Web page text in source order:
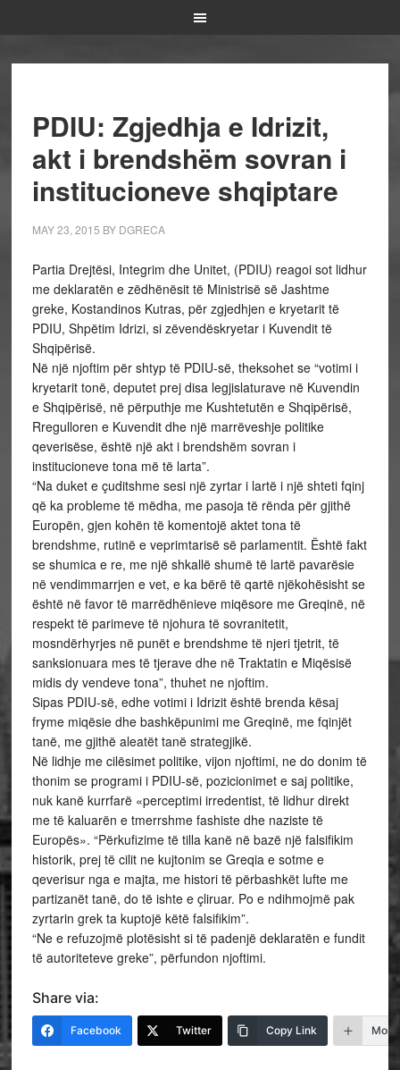
PDIU: Zgjedhja e Idrizit,
akt i brendshëm sovran i
institucioneve shqiptare
MAY 23, 2015 BY DGRECA
Partia Drejtësi, Integrim dhe Unitet, (PDIU) reagoi sot lidhur
me deklaratën e zëdhënësit të Ministrisë së Jashtme
greke, Kostandinos Kutras, për zgjedhjen e kryetarit të
PDIU, Shpëtim Idrizi, si zëvendëskryetar i Kuvendit të
Shqipërisë.
Në një njoftim për shtyp të PDIU-së, theksohet se “votimi i
kryetarit tonë, deputet prej disa legjislaturave në Kuvendin
e Shqipërisë, në përputhje me Kushtetutën e Shqipërisë,
Rregulloren e Kuvendit dhe një marrëveshje politike
qeverisëse, është një akt i brendshëm sovran i
institucioneve tona më të larta”.
“Na duket e çuditshme sesi një zyrtar i lartë i një shteti fqinj
që ka probleme të mëdha, me pasoja të rënda për gjithë
Europën, gjen kohën të komentojë aktet tona të
brendshme, rutinë e veprimtarisë së parlamentit. Është fakt
se shumica e re, me një shkallë shumë të lartë pavarësie
në vendimmarrjen e vet, e ka bërë të qartë njëkohësisht se
është në favor të marrëdhënieve miqësore me Greqinë, në
respekt të parimeve të njohura të sovranitetit,
mosndërhyrjes në punët e brendshme të njeri tjetrit, të
sanksionuara mes të tjerave dhe në Traktatin e Miqësisë
midis dy vendeve tona”, thuhet ne njoftim.
Sipas PDIU-së, edhe votimi i Idrizit është brenda kësaj
fryme miqësie dhe bashkëpunimi me Greqinë, me fqinjët
tanë, me gjithë aleatët tanë strategjikë.
Në lidhje me cilësimet politike, vijon njoftimi, ne do donim të
thonim se programi i PDIU-së, pozicionimet e saj politike,
nuk kanë kurrfarë «perceptimi irredentist, të lidhur direkt
me të kaluarën e tmerrshme fashiste dhe naziste të
Europës». “Përkufizime të tilla kanë në bazë një falsifikim
historik, prej të cilit ne kujtonim se Greqia e sotme e
qeverisur nga e majta, me histori të përbashkët lufte me
partizanët tanë, do të ishte e çliruar. Po e ndihmojmë pak
zyrtarin grek ta kuptojë këtë falsifikim”.
“Ne e refuzojmë plotësisht si të padenjë deklaratën e fundit
të autoriteteve greke”, përfundon njoftimi.
Share via:
Facebook Twitter Copy Link More